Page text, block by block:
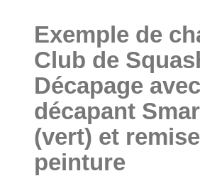
Exemple de
Club de
Décapage
décapant
(vert) et
peinture